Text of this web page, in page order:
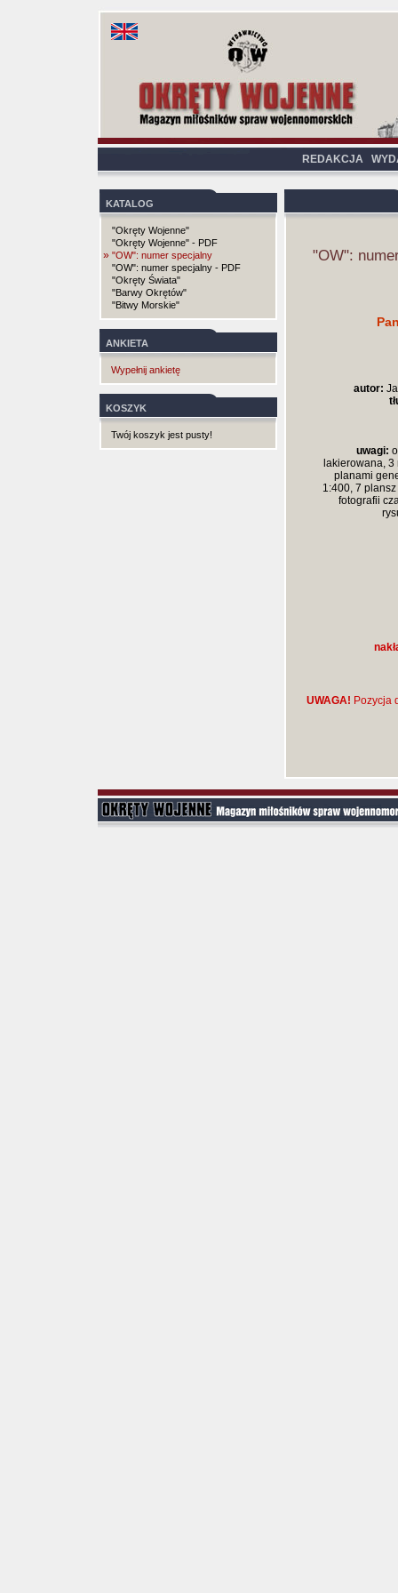
REDAKCJA
KATALOG
"Okręty Wojenne"
"Okręty Wojenne" - PDF
» "OW": numer specjalny
"OW": numer specjalny - PDF
"Okręty Świata"
"Barwy Okrętów"
"Bitwy Morskie"
ANKIETA
Wypełnij ankietę
KOSZYK
Twój koszyk jest pusty!
"OW":
autor:
uwagi:
lakierowana, 3
planami
1:400, 7
fotografii
UWAGA! Pozycja